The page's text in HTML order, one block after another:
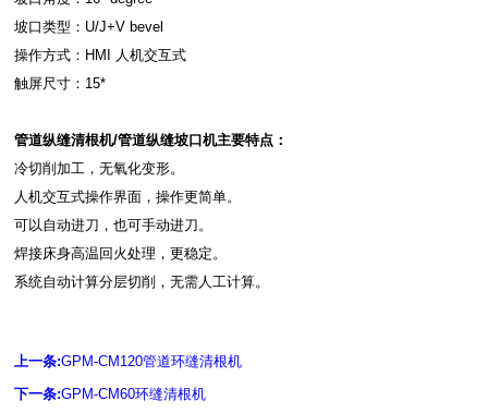
坡口类型：U/J+V bevel
操作方式：HMI 人机交互式
触屏尺寸：15*
管道纵缝清根机/管道纵缝坡口机主要特点：
冷切削加工，无氧化变形。
人机交互式操作界面，操作更简单。
可以自动进刀，也可手动进刀。
焊接床身高温回火处理，更稳定。
系统自动计算分层切削，无需人工计算。
上一条:GPM-CM120管道环缝清根机
下一条:GPM-CM60环缝清根机